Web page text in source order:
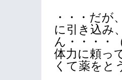
・・・だが
に引き込み
ん・・・・
体力に頼っ
くて薬をと